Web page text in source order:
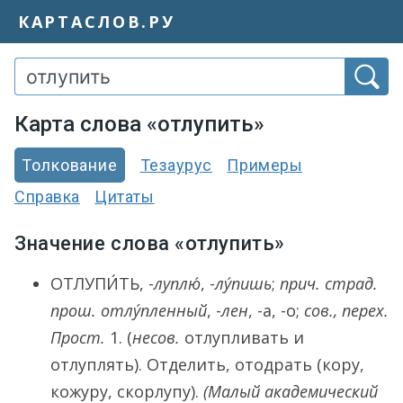
КАРТАСЛОВ.РУ
Карта слова «отлупить»
Толкование Тезаурус
Примеры
Справка
Цитаты
Значение слова «отлупить»
ОТЛУПИ́ТЬ, -луплю́, -лу́пишь; прич. страд.
прош. отлу́пленный, -лен, -а, -о; сов., перех.
Прост. 1. (несов. отлупливать и
отлуплять). Отделить, отодрать (кору,
кожуру, скорлупу). (Малый академический